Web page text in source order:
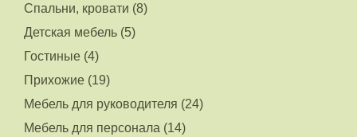
Спальни, кровати (8)
Детская мебель (5)
Гостиные (4)
Прихожие (19)
Мебель для руководителя (24)
Мебель для персонала (14)